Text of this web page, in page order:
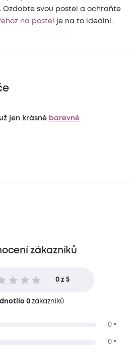
Ozdobte svou postel a ochraňte
na postel je na to ideální.
jen krásné barevné
zákazníků
0 z 5
0 zákazníků
0 ×
0 ×